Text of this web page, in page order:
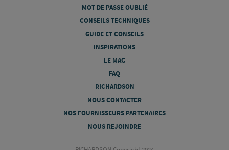
MOT DE PASSE OUBLIÉ
CONSEILS TECHNIQUES
GUIDE ET CONSEILS
INSPIRATIONS
LE MAG
FAQ
RICHARDSON
NOUS CONTACTER
NOS FOURNISSEURS PARTENAIRES
NOUS REJOINDRE